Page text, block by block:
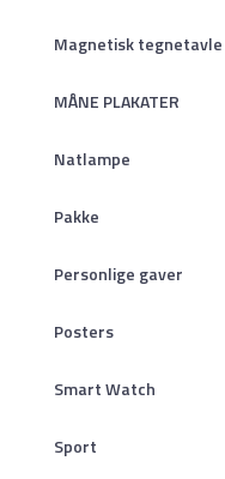
Magnetisk
MÅNE PLAKATER
Natlampe
Pakke
Personlige gaver
Posters
Smart Watch
Sport